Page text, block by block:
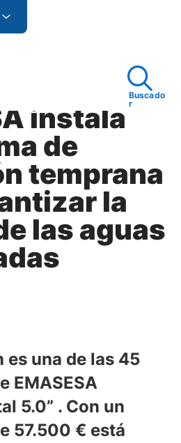
Buscado
r
instala
de
temprana
la
las aguas
es una de las 45
EMASESA
5.0” . Con un
57.500 € está